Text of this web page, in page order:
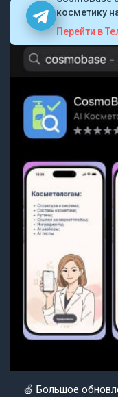
косметику
Перейти в
🍏 Большое